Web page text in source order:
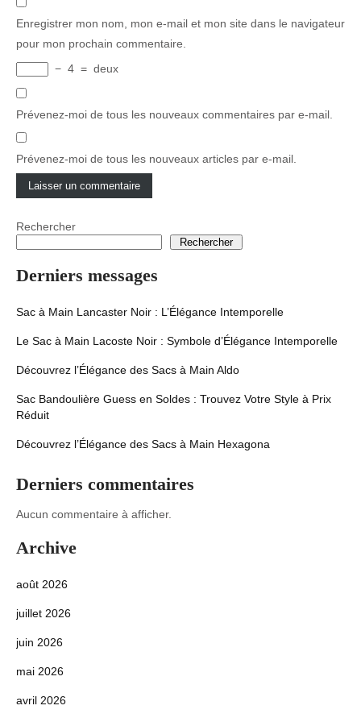
Enregistrer mon nom, mon e-mail et mon site dans le navigateur
pour mon prochain commentaire.
− 4 = deux
Prévenez-moi de tous les nouveaux commentaires par e-mail.
Prévenez-moi de tous les nouveaux articles par e-mail.
Rechercher
Rechercher
Derniers messages
Sac à Main Lancaster Noir : L’Élégance Intemporelle
Le Sac à Main Lacoste Noir : Symbole d’Élégance Intemporelle
Découvrez l’Élégance des Sacs à Main Aldo
Sac Bandoulière Guess en Soldes : Trouvez Votre Style à Prix
Réduit
Découvrez l’Élégance des Sacs à Main Hexagona
Derniers commentaires
Aucun commentaire à afficher.
Archive
août 2026
juillet 2026
juin 2026
mai 2026
avril 2026